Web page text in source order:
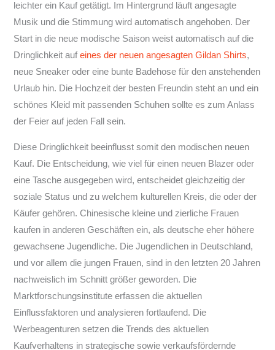
leichter ein Kauf getätigt. Im Hintergrund läuft angesagte
Musik und die Stimmung wird automatisch angehoben. Der
Start in die neue modische Saison weist automatisch auf die
Dringlichkeit aufeines der neuen angesagten Gildan Shirts,
neue Sneaker oder eine bunte Badehose für den anstehenden
Urlaub hin. Die Hochzeit der besten Freundin steht an und ein
schönes Kleid mit passenden Schuhen sollte es zum Anlass
der Feier auf jeden Fall sein.
Diese Dringlichkeit beeinflusst somit den modischen neuen
Kauf. Die Entscheidung, wie viel für einen neuen Blazer oder
eine Tasche ausgegeben wird, entscheidet gleichzeitig der
soziale Status und zu welchem kulturellen Kreis, die oder der
Käufer gehören. Chinesische kleine und zierliche Frauen
kaufen in anderen Geschäften ein, als deutsche eher höhere
gewachsene Jugendliche. Die Jugendlichen in Deutschland,
und vor allem die jungen Frauen, sind in den letzten 20 Jahren
nachweislich im Schnitt größer geworden. Die
Marktforschungsinstitute erfassen die aktuellen
Einflussfaktoren und analysieren fortlaufend. Die
Werbeagenturen setzen die Trends des aktuellen
Kaufverhaltens in strategische sowie verkaufsfördernde